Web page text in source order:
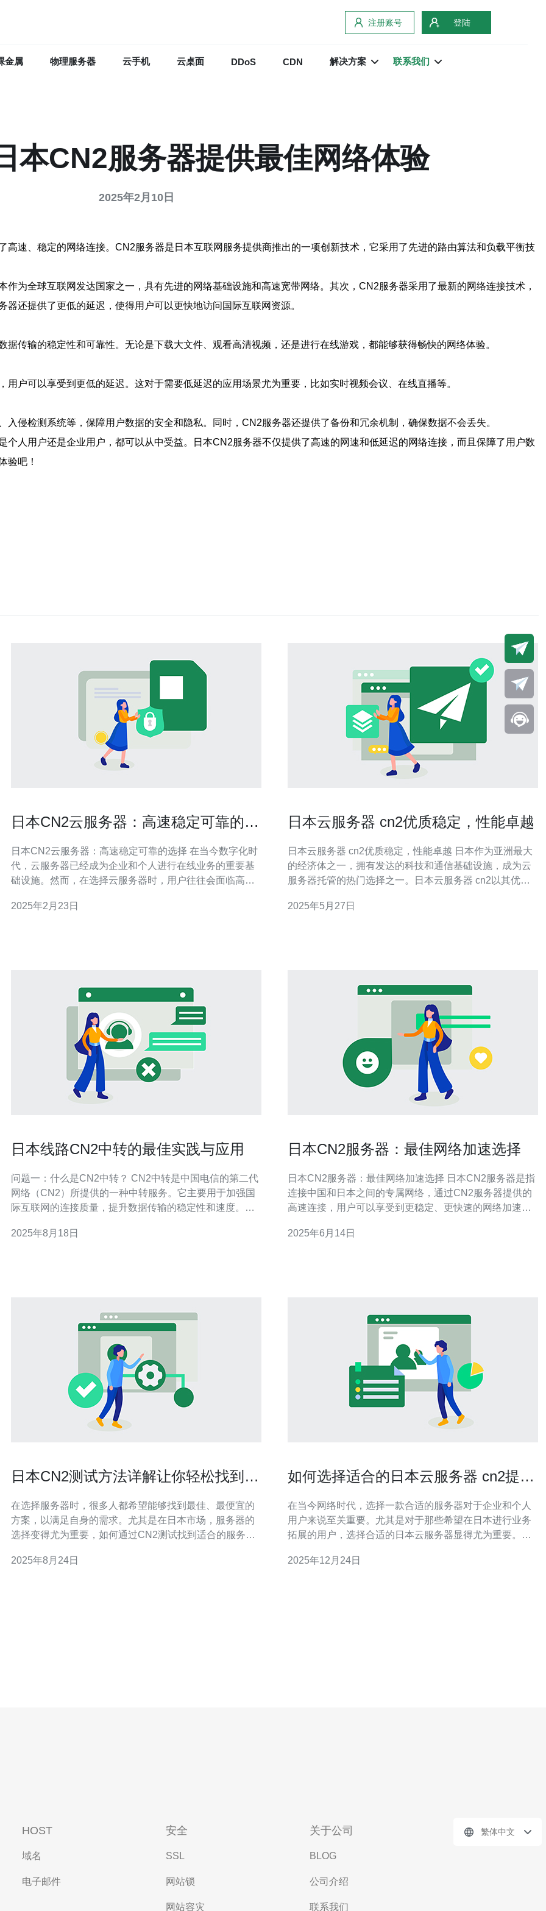
注册账号 登陆
金属 物理服务器 云手机 云桌面 DDoS CDN 解决方案 联系我们
本CN2服务器提供最佳网络体验
2025年2月10日
速、稳定的网络连接。CN2服务器是日本互联网服务提供商推出的一项创新技术，它采用了先进的路由算法和负载平衡技
为全球互联网发达国家之一，具有先进的网络基础设施和高速宽带网络。其次，CN2服务器采用了最新的网络连接技术，
还提供了更低的延迟，使得用户可以更快地访问国际互联网资源。
传输的稳定性和可靠性。无论是下载大文件、观看高清视频，还是进行在线游戏，都能够获得畅快的网络体验。
户可以享受到更低的延迟。这对于需要低延迟的应用场景尤为重要，比如实时视频会议、在线直播等。
侵检测系统等，保障用户数据的安全和隐私。同时，CN2服务器还提供了备份和冗余机制，确保数据不会丢失。
人用户还是企业用户，都可以从中受益。日本CN2服务器不仅提供了高速的网速和低延迟的网络连接，而且保障了用户数
验吧！
日本CN2云服务器：高速稳定可靠的选
日本CN2云服务器：高速稳定可靠的选择 在当今数字化时
代，云服务器已经成为企业和个人进行在线业务的重要基
础设施。然而，在选择云服务器时，用户往往会面临高
务器，它提供了高速、稳定和可靠的解决方案。 日本CN2
2025年2月23日
日本云服务器 cn2优质稳定，性能卓越
日本云服务器 cn2优质稳定，性能卓越 日本作为亚洲最大
的经济体之一，拥有发达的科技和通信基础设施，成为云
服务器托管的热门选择之一。日本云服务器 cn2以其优质
海外之间建立了专门的网络线路，通过多条海底光缆连
2025年5月27日
日本线路CN2中转的最佳实践与应用
问题一：什么是CN2中转？ CN2中转是中国电信的第二代
网络（CN2）所提供的一种中转服务。它主要用于加强国
际互联网的连接质量，提升数据传输的稳定性和速度。通
之间传输，从而减少延迟并提高访问速度。尤其是在访问
2025年8月18日
日本CN2服务器：最佳网络加速选择
日本CN2服务器：最佳网络加速选择 日本CN2服务器是指
连接中国和日本之间的专属网络，通过CN2服务器提供的
高速连接，用户可以享受到更稳定、更快速的网络加速体
带宽，适合需要高速网络连接的用户。 选择日本CN2服务
2025年6月14日
日本CN2测试方法详解让你轻松找到最
在选择服务器时，很多人都希望能够找到最佳、最便宜的
方案，以满足自身的需求。尤其是在日本市场，服务器的
选择变得尤为重要，如何通过CN2测试找到适合的服务器
CN2测试方法，帮助您轻松找到合适的服务器，提升您的
2025年8月24日
如何选择适合的日本云服务器 cn2提升
在当今网络时代，选择一款合适的服务器对于企业和个人
用户来说至关重要。尤其是对于那些希望在日本进行业务
拓展的用户，选择合适的日本云服务器显得尤为重要。本
术如何有效提升网络速度。 首先，我们需要了解什么是日
2025年12月24日
HOST
域名
电子邮件
安全
SSL
网站锁
网站容灾
关于公司
BLOG
公司介绍
联系我们
繁体中文